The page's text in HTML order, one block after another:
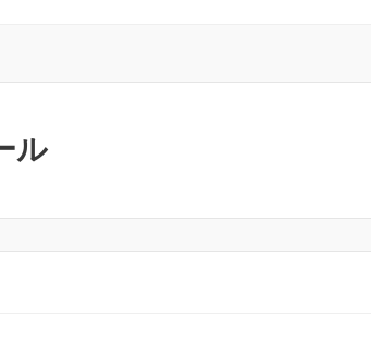
ル